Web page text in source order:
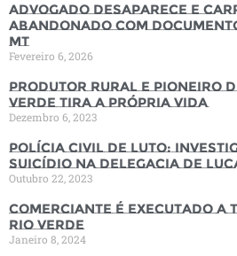
Advogado desaparece e
abandonado com
MT
Fevereiro 6, 2026
Produtor rural e pioneiro
Verde tira a própria vida
Dezembro 6, 2023
Polícia Civil de luto:
suicídio na Delegacia de
Outubro 22, 2023
Comerciante é executado a
Rio Verde
Janeiro 8, 2024